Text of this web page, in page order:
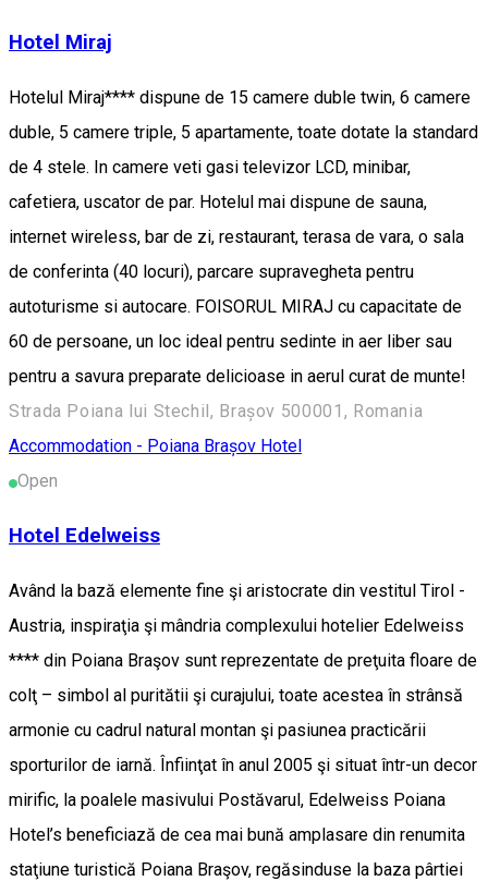
Hotel Miraj
Hotelul Miraj**** dispune de 15 camere duble twin, 6 camere
duble, 5 camere triple, 5 apartamente, toate dotate la standard
de 4 stele. In camere veti gasi televizor LCD, minibar,
cafetiera, uscator de par. Hotelul mai dispune de sauna,
internet wireless, bar de zi, restaurant, terasa de vara, o sala
de conferinta (40 locuri), parcare supravegheta pentru
autoturisme si autocare. FOISORUL MIRAJ cu capacitate de
60 de persoane, un loc ideal pentru sedinte in aer liber sau
pentru a savura preparate delicioase in aerul curat de munte!
Strada Poiana lui Stechil, Brașov 500001, Romania
Accommodation - Poiana Brașov Hotel
Open
Hotel Edelweiss
Având la bază elemente fine şi aristocrate din vestitul Tirol -
Austria, inspiraţia şi mândria complexului hotelier Edelweiss
**** din Poiana Braşov sunt reprezentate de preţuita floare de
colţ – simbol al puritătii şi curajului, toate acestea în strânsă
armonie cu cadrul natural montan şi pasiunea practicării
sporturilor de iarnă. Înfiinţat în anul 2005 şi situat într-un decor
mirific, la poalele masivului Postăvarul, Edelweiss Poiana
Hotel’s beneficiază de cea mai bună amplasare din renumita
staţiune turistică Poiana Braşov, regăsinduse la baza pârtiei